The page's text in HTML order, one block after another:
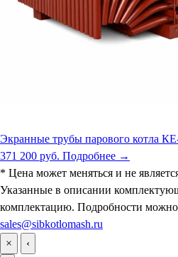
Экранные трубы парового котла
371 200 руб. Подробнее →
* Цена может меняться и не
Указанные в описании
комплектацию. Подробности можно
sales@sibkotlomash.ru
×
‹